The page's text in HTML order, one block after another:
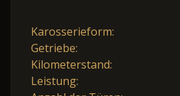
Karosserieform:
Getriebe:
Kilometerstand:
Leistung: